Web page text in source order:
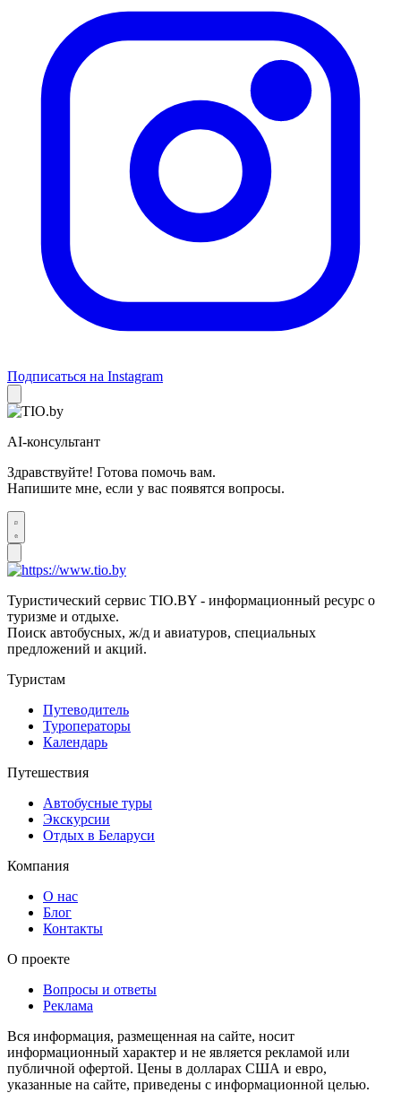
Подписаться на Instagram
AI-консультант
Здравствуйте! Готова помочь вам.
Напишите мне, если у вас появятся вопросы.
Туристический сервис TIO.BY - информационный ресурс о
туризме и отдыхе.
Поиск автобусных, ж/д и авиатуров, специальных
предложений и акций.
Туристам
Путеводитель
Туроператоры
Календарь
Путешествия
Автобусные туры
Экскурсии
Отдых в Беларуси
Компания
О нас
Блог
Контакты
О проекте
Вопросы и ответы
Реклама
Вся информация, размещенная на сайте, носит
информационный характер и не является рекламой или
публичной офертой. Цены в долларах США и евро,
указанные на сайте, приведены с информационной целью.